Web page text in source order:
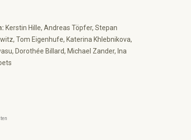
Kerstin Hille, Andreas Töpfer, Stepan
Tom Eigenhufe, Katerina Khlebnikova,
Dorothée Billard, Michael Zander, Ina